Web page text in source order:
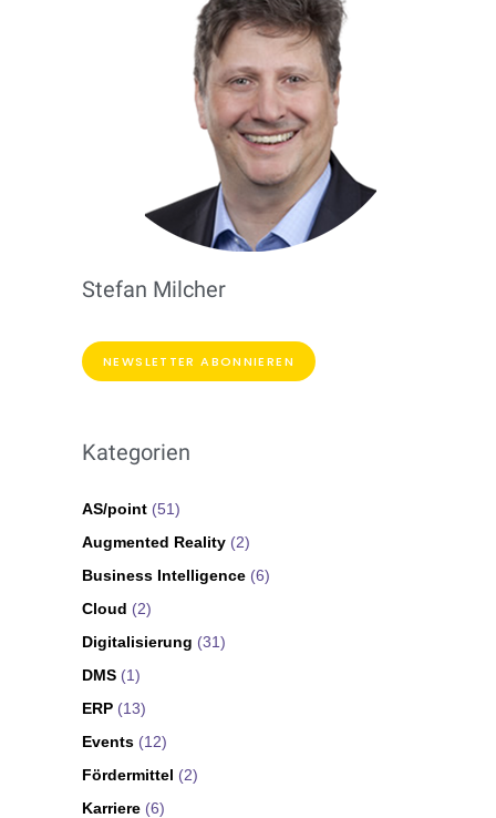
Stefan Milcher
NEWSLETTER ABONNIEREN
Kategorien
AS/point (51)
Augmented Reality (2)
Business Intelligence (6)
Cloud (2)
Digitalisierung (31)
DMS (1)
ERP (13)
Events (12)
Fördermittel (2)
Karriere (6)